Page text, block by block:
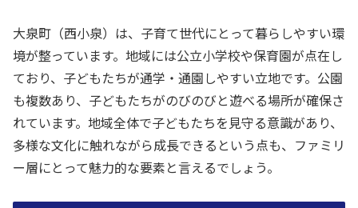
大泉町（西小泉）は、子育て世代にとって暮らしやすい環
境が整っています。地域には公立小学校や保育園が点在し
ており、子どもたちが通学・通園しやすい立地です。公園
も複数あり、子どもたちがのびのびと遊べる場所が確保さ
れています。地域全体で子どもたちを見守る意識があり、
多様な文化に触れながら成長できるという点も、ファミリ
ー層にとって魅力的な要素と言えるでしょう。